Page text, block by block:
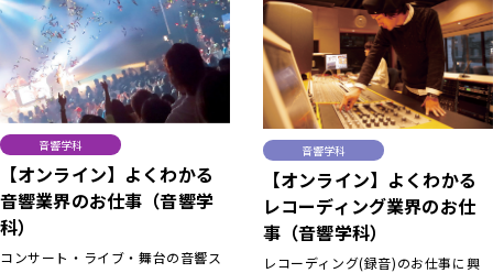
音響学科
【オンライン】よくわかる
音響業界のお仕事（音響学
科）
コンサート・ライブ・舞台の音響ス
音響学科
【オンライン】よくわかる
レコーディング業界のお仕
事（音響学科）
レコーディング(録音)のお仕事に興